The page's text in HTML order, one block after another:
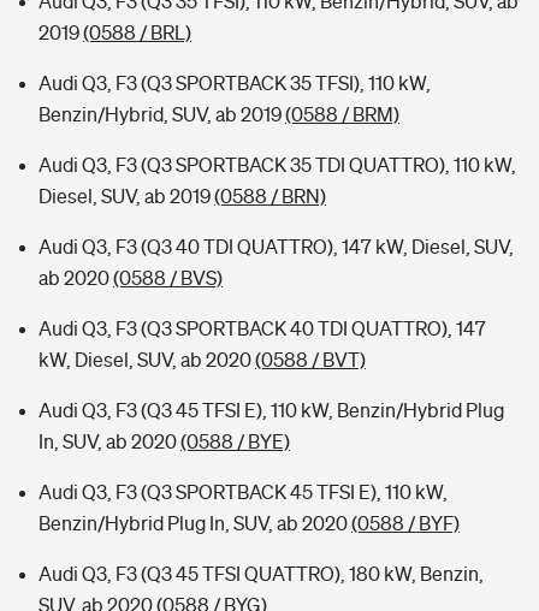
2019(0588 / BRL)
Audi Q3, F3 (Q3 SPORTBACK 35 TFSI), 110 kW,
Benzin/Hybrid, SUV, ab 2019(0588 / BRM)
Audi Q3, F3 (Q3 SPORTBACK 35 TDI QUATTRO), 110 kW,
Diesel, SUV, ab 2019(0588 / BRN)
Audi Q3, F3 (Q3 40 TDI QUATTRO), 147 kW, Diesel, SUV,
ab 2020(0588 / BVS)
Audi Q3, F3 (Q3 SPORTBACK 40 TDI QUATTRO), 147
kW, Diesel, SUV, ab 2020(0588 / BVT)
Audi Q3, F3 (Q3 45 TFSI E), 110 kW, Benzin/Hybrid Plug
In, SUV, ab 2020(0588 / BYE)
Audi Q3, F3 (Q3 SPORTBACK 45 TFSI E), 110 kW,
Benzin/Hybrid Plug In, SUV, ab 2020(0588 / BYF)
Audi Q3, F3 (Q3 45 TFSI QUATTRO), 180 kW, Benzin,
SUV, ab 2020(0588 / BYG)